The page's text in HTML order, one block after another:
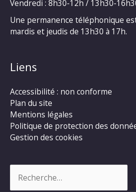
Vendredi : 8h30-12h / 13h30-
Une permanence téléphonique
mardis et jeudis de 13h30 à 17h.
Liens
Accessibilité : non conforme
Plan du site
Mentions légales
Politique de protection des
Gestion des cookies